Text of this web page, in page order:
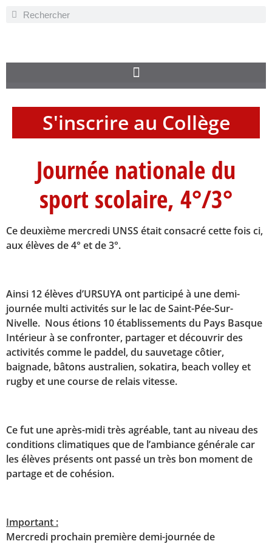
S'inscrire au Collège
Journée nationale du
sport scolaire, 4°/3°
Ce deuxième mercredi UNSS était consacré cette fois ci,
aux élèves de 4° et de 3°.
Ainsi 12 élèves d’URSUYA ont participé à une demi-
journée multi activités sur le lac de Saint-Pée-Sur-
Nivelle. Nous étions 10 établissements du Pays Basque
Intérieur à se confronter, partager et découvrir des
activités comme le paddel, du sauvetage côtier,
baignade, bâtons australien, sokatira, beach volley et
rugby et une course de relais vitesse.
Ce fut une après-midi très agréable, tant au niveau des
conditions climatiques que de l’ambiance générale car
les élèves présents ont passé un très bon moment de
partage et de cohésion.
Important :
Mercredi prochain première demi-journée de